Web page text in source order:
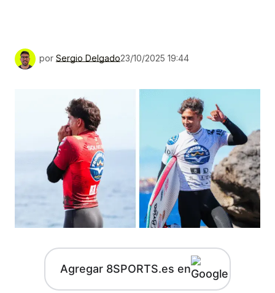
por Sergio Delgado23/10/2025 19:44
Agregar 8SPORTS.es en